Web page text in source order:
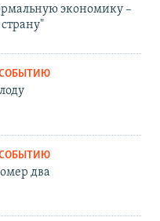
экономику –
страну"
два